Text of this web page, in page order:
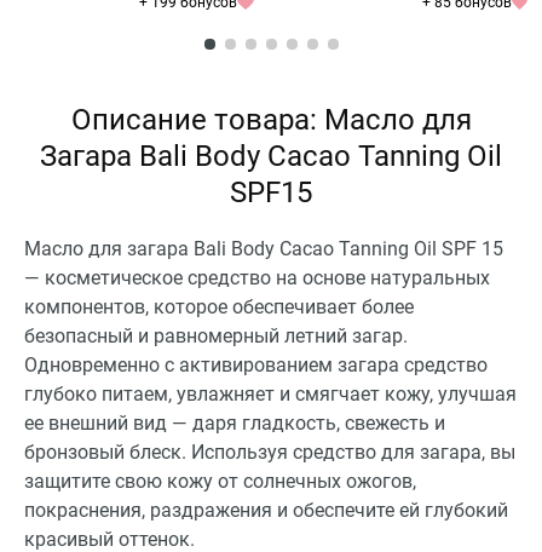
Описание товара: Масло для
Загара Bali Body Cacao Tanning Oil
SPF15
Масло для загара Bali Body Cacao Tanning Oil SPF 15
— косметическое средство на основе натуральных
компонентов, которое обеспечивает более
безопасный и равномерный летний загар.
Одновременно с активированием загара средство
глубоко питаем, увлажняет и смягчает кожу, улучшая
ее внешний вид — даря гладкость, свежесть и
бронзовый блеск. Используя средство для загара, вы
защитите свою кожу от солнечных ожогов,
покраснения, раздражения и обеспечите ей глубокий
красивый оттенок.